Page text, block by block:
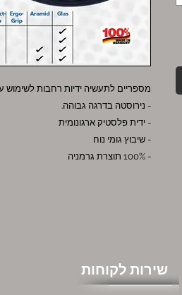
מספריים לתעשיה ידיות רחבות לשימוש עם כפפות, בעלי 2 להבים
- נירוסטה בדרגה גבוהה.
- ידית פלסטיק ארגונומית
- שיבוץ גומי נוח
- 100% תוצרת גרמניה
שירות לקוחות